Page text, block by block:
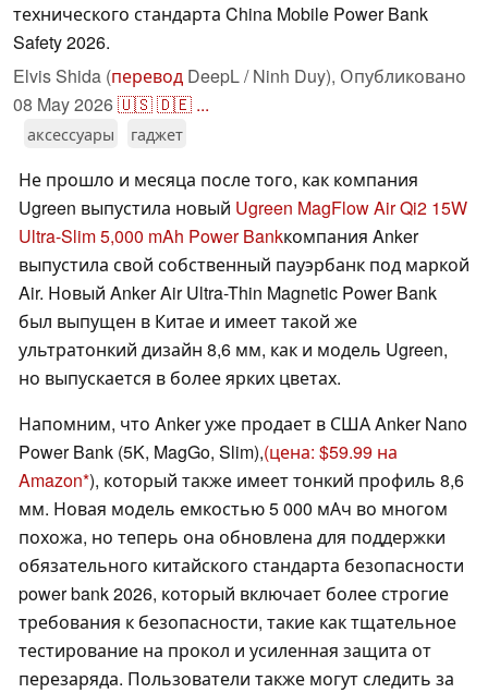
технического стандарта China Mobile Power Bank
Safety 2026.
Elvis Shida (перевод DeepL / Ninh Duy), Опубликовано
08 May 2026🇺🇸🇩🇪 ...
аксессуары гаджет
Не прошло и месяца после того, как компания
Ugreen выпустила новый Ugreen MagFlow Air Qi2 15W
Ultra-Slim 5,000 mAh Power Bankкомпания Anker
выпустила свой собственный пауэрбанк под маркой
Air. Новый Anker Air Ultra-Thin Magnetic Power Bank
был выпущен в Китае и имеет такой же
ультратонкий дизайн 8,6 мм, как и модель Ugreen,
но выпускается в более ярких цветах.
Напомним, что Anker уже продает в США Anker Nano
Power Bank (5K, MagGo, Slim),(цена: $59.99 на
Amazon ), который также имеет тонкий профиль 8,6
мм. Новая модель емкостью 5 000 мАч во многом
похожа, но теперь она обновлена для поддержки
обязательного китайского стандарта безопасности
power bank 2026, который включает более строгие
требования к безопасности, такие как тщательное
тестирование на прокол и усиленная защита от
перезаряда. Пользователи также могут следить за